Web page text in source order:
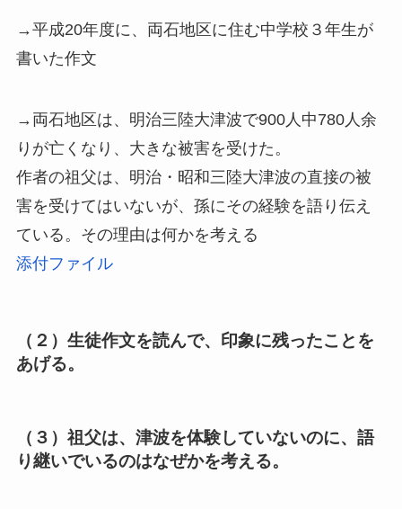
→平成20年度に、両石地区に住む中学校３年生が
書いた作文
→両石地区は、明治三陸大津波で900人中780人余
りが亡くなり、大きな被害を受けた。
作者の祖父は、明治・昭和三陸大津波の直接の被
害を受けてはいないが、孫にその経験を語り伝え
ている。その理由は何かを考える
添付ファイル
（２）生徒作文を読んで、印象に残ったことを
あげる。
（３）祖父は、津波を体験していないのに、語
り継いでいるのはなぜかを考える。